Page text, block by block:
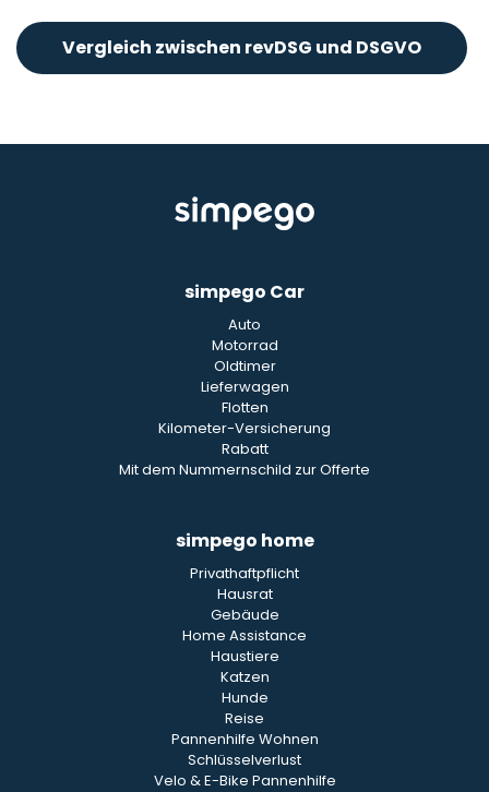
Vergleich zwischen revDSG und DSGVO
simpego Car
Auto
Motorrad
Oldtimer
Lieferwagen
Flotten
Kilometer-Versicherung
Rabatt
Mit dem Nummernschild zur Offerte
simpego home
Privathaftpflicht
Hausrat
Gebäude
Home Assistance
Haustiere
Katzen
Hunde
Reise
Pannenhilfe Wohnen
Schlüsselverlust
Velo & E-Bike Pannenhilfe